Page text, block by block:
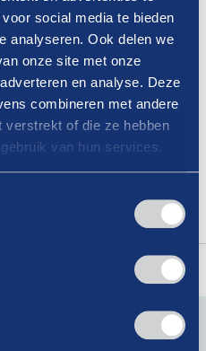
social media te bieden
analyseren. Ook delen we
onze site met onze
en analyse. Deze
combineren met andere
verstrekt of die ze hebben
van hun services.
de bakery het Effe
auteurs, met hun
thema’s zoals, de
van concessies.
abonnee?